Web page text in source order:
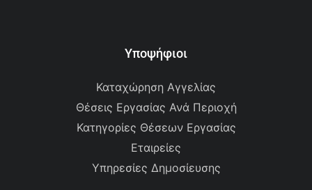
Υποψήφιοι
Καταχώρηση Αγγελίας
Θέσεις Εργασίας Ανά Περιοχή
Κατηγορίες Θέσεων Εργασίας
Εταιρείες
Υπηρεσίες Δημοσίευσης